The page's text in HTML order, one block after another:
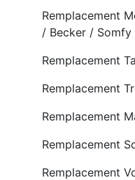
Remplacement
/ Becker / Somfy
Remplacement
Remplacement
Remplacement
Remplacement
Remplacement